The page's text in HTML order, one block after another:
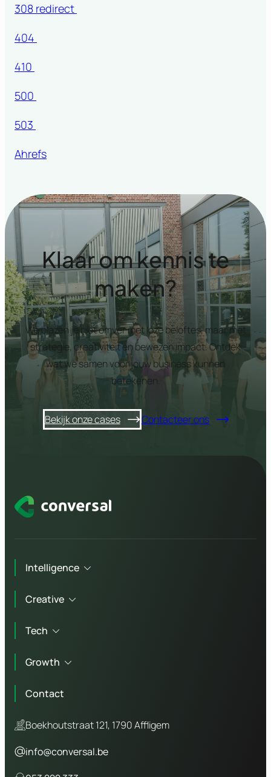
308 redirect
404
410
500
503
Ahrefs
Klaar om kennis te
maken?
We blazen je niet omver met loze beloftes, maar met
strategie, creativiteit en bewezen impact. Ontdek
wat we samen voor jouw business kunnen
betekenen.
Bekijk onze cases Contacteer ons
Intelligence
Technisch advies
Marketing advies
Workshops
Creative
Branding
Copywriting
Bedrijfsfotografie
Video agency
Tech
Website laten maken
Webshop laten maken
WordPress website
Laravel website
Growth
Online marketing
SEO
GEO
Contact
Boekhoutstraat 121, 1790 Affligem
info@conversal.be